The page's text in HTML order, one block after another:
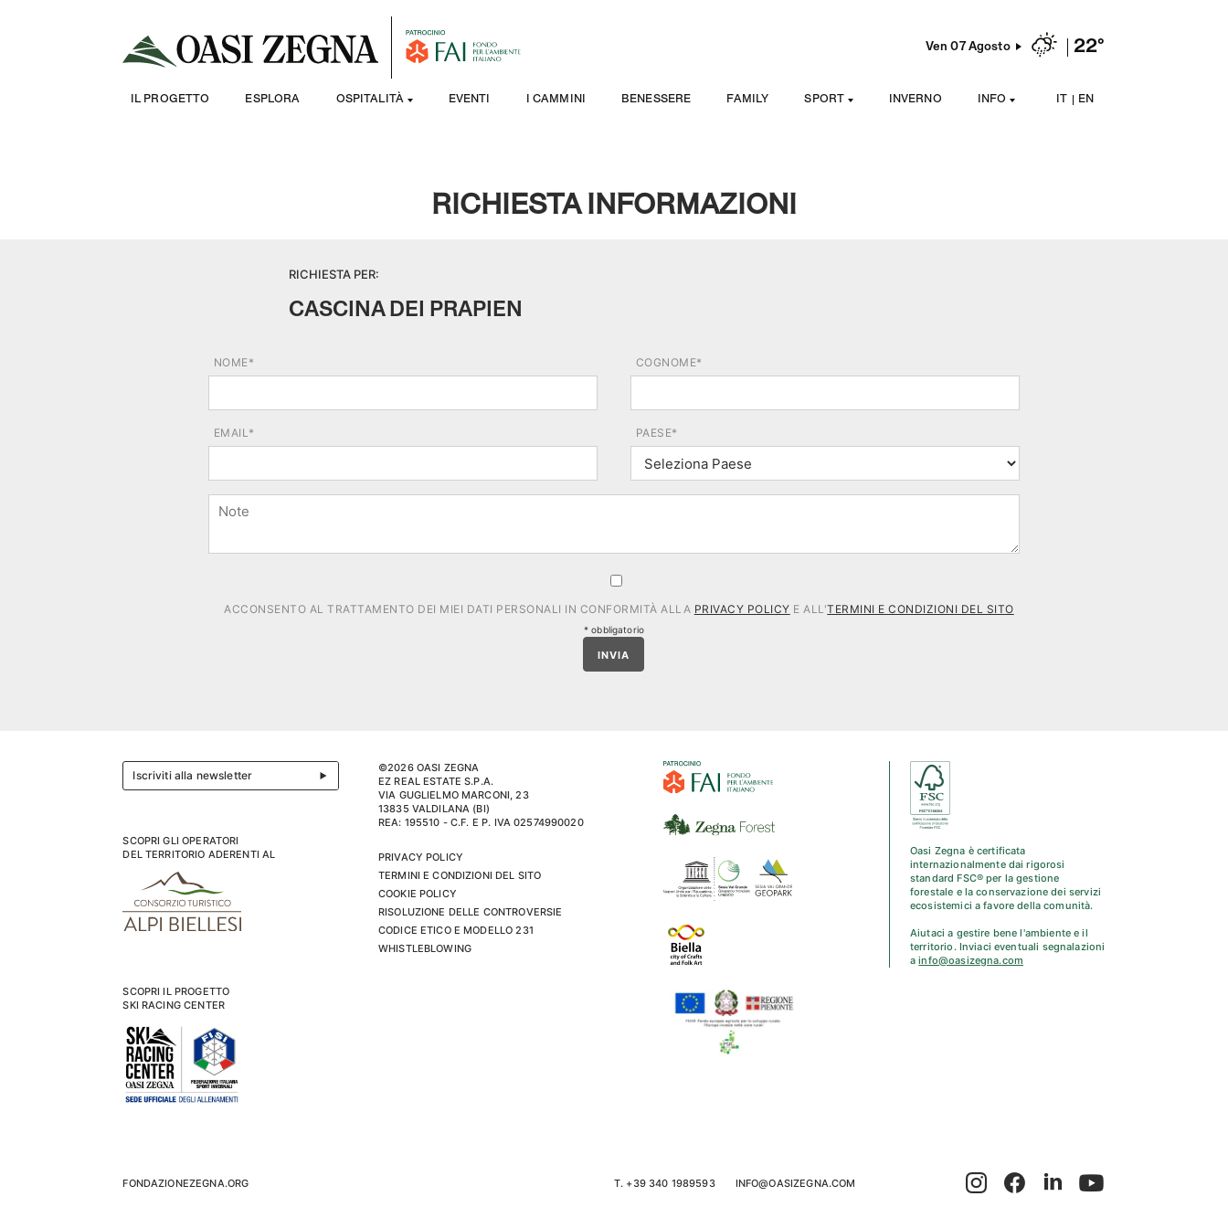
Ven 07 Agosto 22°
IL PROGETTO ESPLORA OSPITALITÀ EVENTI I CAMMINI BENESSERE FAMILY SPORT INVERNO INFO IT EN
RICHIESTA INFORMAZIONI
RICHIESTA PER:
CASCINA DEI PRAPIEN
NOME* COGNOME*
EMAIL* PAESE*
ACCONSENTO AL TRATTAMENTO DEI MIEI DATI PERSONALI IN CONFORMITÀ ALLA PRIVACY POLICY E ALL'TERMINI E CONDIZIONI DEL SITO
* obbligatorio
INVIA
Iscriviti alla newsletter
SCOPRI GLI OPERATORI
DEL TERRITORIO ADERENTI AL
SCOPRI IL PROGETTO
SKI RACING CENTER
©2026 OASI ZEGNA
EZ REAL ESTATE S.P.A.
VIA GUGLIELMO MARCONI, 23
13835 VALDILANA (BI)
REA: 195510 - C.F. E P. IVA 02574990020
PRIVACY POLICY
TERMINI E CONDIZIONI DEL SITO
COOKIE POLICY
RISOLUZIONE DELLE CONTROVERSIE
CODICE ETICO E MODELLO 231
WHISTLEBLOWING
Oasi Zegna è certificata
internazionalmente dai rigorosi
standard FSC® per la gestione
forestale e la conservazione dei servizi
ecosistemici a favore della comunità.
Aiutaci a gestire bene l'ambiente e il
territorio. Inviaci eventuali segnalazioni
ainfo@oasizegna.com
FONDAZIONEZEGNA.ORG T. +39 340 1989593 INFO@OASIZEGNA.COM